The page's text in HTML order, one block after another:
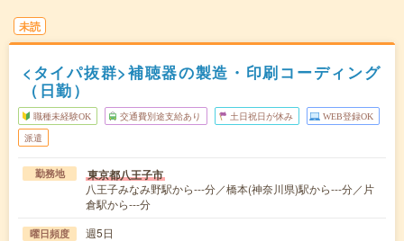
未読
<タイパ抜群>補聴器の製造・印刷コーディング
（日勤）
職種未経験OK 交通費別途支給あり 土日祝日が休み WEB登録OK
派遣
勤務地 東京都八王子市
八王子みなみ野駅から---分／橋本(神奈川県)駅から---分／片
倉駅から---分
曜日頻度 週5日